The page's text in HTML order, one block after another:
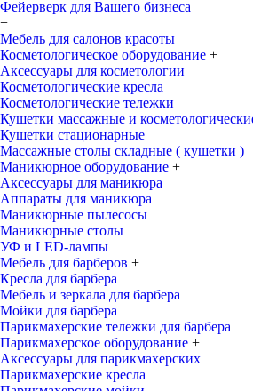
Фейерверк для Вашего бизнеса
+
Мебель для салонов красоты
Косметологическое оборудование +
Аксессуары для косметологии
Косметологические кресла
Косметологические тележки
Кушетки массажные и
Кушетки стационарные
Массажные столы складные ( кушетки )
Маникюрное оборудование +
Аксессуары для маникюра
Аппараты для маникюра
Маникюрные пылесосы
Маникюрные столы
УФ и LED-лампы
Мебель для барберов +
Кресла для барбера
Мебель и зеркала для барбера
Мойки для барбера
Парикмахерские тележки для барбера
Парикмахерское оборудование +
Аксессуары для парикмахерских
Парикмахерские кресла